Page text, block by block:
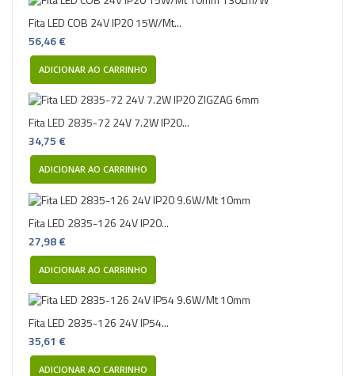
Fita LED COB 24V IP20 15W/Mt...
56,46 €
ADICIONAR AO CARRINHO
Fita LED 2835-72 24V 7.2W IP20...
34,75 €
ADICIONAR AO CARRINHO
Fita LED 2835-126 24V IP20...
27,98 €
ADICIONAR AO CARRINHO
Fita LED 2835-126 24V IP54...
35,61 €
ADICIONAR AO CARRINHO